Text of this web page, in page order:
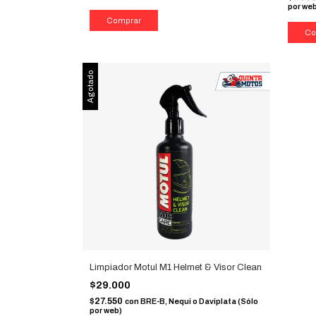
por
Agotado
Limpiador Motul M1 Helmet & Visor Clean
$29.000
$27.550 con BRE-B, Nequi o Daviplata (Sólo
por web)